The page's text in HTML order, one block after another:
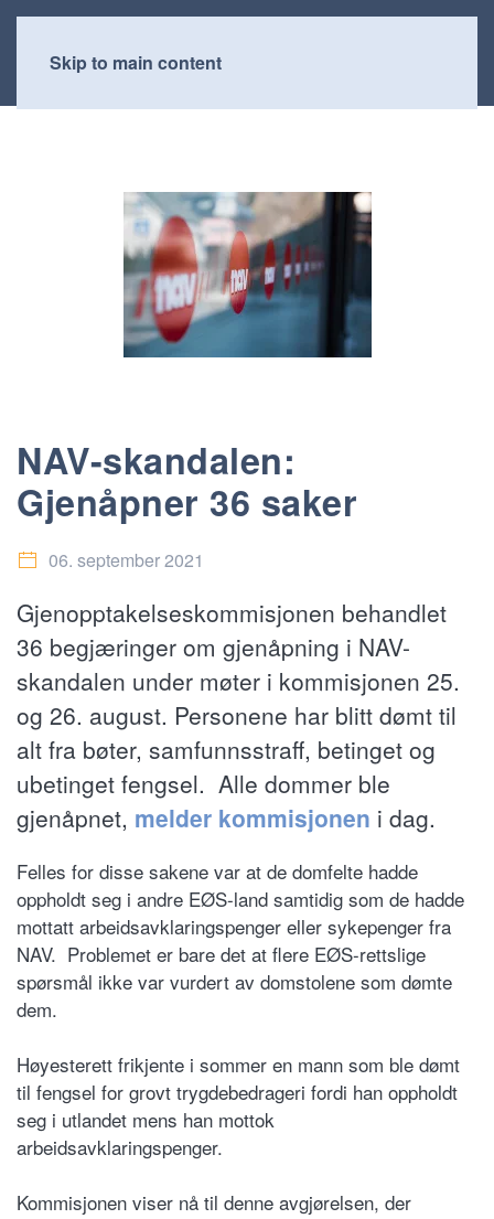
Skip to main content
NAV-skandalen:
Gjenåpner 36 saker
06. september 2021
Gjenopptakelseskommisjonen behandlet
36 begjæringer om gjenåpning i NAV-
skandalen under møter i kommisjonen 25.
og 26. august. Personene har blitt dømt til
alt fra bøter, samfunnsstraff, betinget og
ubetinget fengsel. Alle dommer ble
gjenåpnet, melder kommisjonen i dag.
Felles for disse sakene var at de domfelte hadde
oppholdt seg i andre EØS-land samtidig som de hadde
mottatt arbeidsavklaringspenger eller sykepenger fra
NAV. Problemet er bare det at flere EØS-rettslige
spørsmål ikke var vurdert av domstolene som dømte
dem.
Høyesterett frikjente i sommer en mann som ble dømt
til fengsel for grovt trygdebedrageri fordi han oppholdt
seg i utlandet mens han mottok
arbeidsavklaringspenger.
Kommisjonen viser nå til denne avgjørelsen, der